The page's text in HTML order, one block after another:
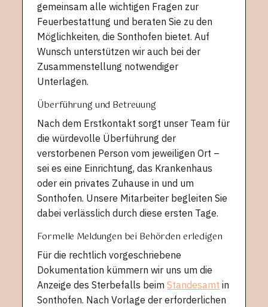
gemeinsam alle wichtigen Fragen zur
Feuerbestattung und beraten Sie zu den
Möglichkeiten, die Sonthofen bietet. Auf
Wunsch unterstützen wir auch bei der
Zusammenstellung notwendiger
Unterlagen.
Überführung und Betreuung
Nach dem Erstkontakt sorgt unser Team für
die würdevolle Überführung der
verstorbenen Person vom jeweiligen Ort –
sei es eine Einrichtung, das Krankenhaus
oder ein privates Zuhause in und um
Sonthofen. Unsere Mitarbeiter begleiten Sie
dabei verlässlich durch diese ersten Tage.
Formelle Meldungen bei Behörden erledigen
Für die rechtlich vorgeschriebene
Dokumentation kümmern wir uns um die
Anzeige des Sterbefalls beimStandesamt in
Sonthofen. Nach Vorlage der erforderlichen